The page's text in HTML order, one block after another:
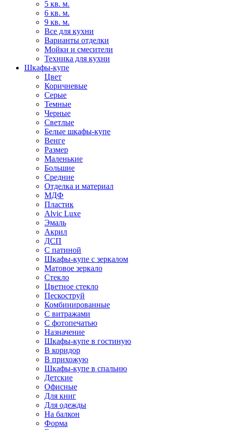
5 кв. м.
6 кв. м.
9 кв. м.
Все для кухни
Варианты отделки
Мойки и смесители
Техника для кухни
Шкафы-купе
Цвет
Коричневые
Серые
Темные
Черные
Светлые
Белые шкафы-купе
Венге
Размер
Маленькие
Большие
Средние
Отделка и материал
МДФ
Пластик
Alvic Luxe
Эмаль
Акрил
ДСП
С патиной
Шкафы-купе с зеркалом
Матовое зеркало
Стекло
Цветное стекло
Пескоструй
Комбинированные
С витражами
С фотопечатью
Назначение
Шкафы-купе в гостиную
В коридор
В прихожую
Шкафы-купе в спальню
Детские
Офисные
Для книг
Для одежды
На балкон
Форма